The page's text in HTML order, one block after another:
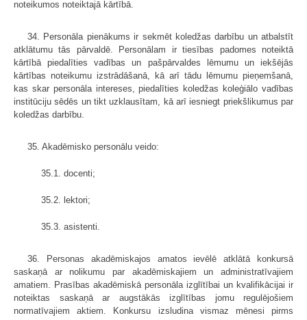
noteikumos noteiktajā kārtībā.
34. Personāla pienākums ir sekmēt koledžas darbību un atbalstīt
atklātumu tās pārvaldē. Personālam ir tiesības padomes noteiktā
kārtībā piedalīties vadības un pašpārvaldes lēmumu un iekšējās
kārtības noteikumu izstrādāšanā, kā arī tādu lēmumu pieņemšanā,
kas skar personāla intereses, piedalīties koledžas koleģiālo vadības
institūciju sēdēs un tikt uzklausītam, kā arī iesniegt priekšlikumus par
koledžas darbību.
35. Akadēmisko personālu veido:
35.1. docenti;
35.2. lektori;
35.3. asistenti.
36. Personas akadēmiskajos amatos ievēlē atklātā konkursā
saskaņā ar nolikumu par akadēmiskajiem un administratīvajiem
amatiem. Prasības akadēmiskā personāla izglītībai un kvalifikācijai ir
noteiktas saskaņā ar augstākās izglītības jomu regulējošiem
normatīvajiem aktiem. Konkursu izsludina vismaz mēnesi pirms